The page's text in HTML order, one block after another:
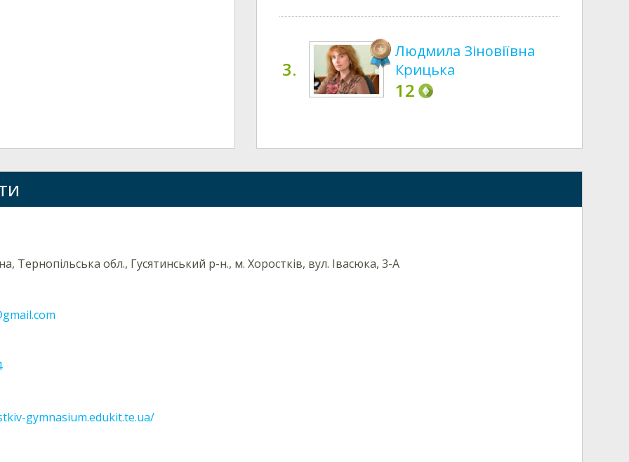
3.
Людмила Зіновіївна
Крицька
12
Тернопільська обл., Гусятинський р-н., м. Хоростків, вул. Івасюка, 3-А
gymnasium.edukit.te.ua/